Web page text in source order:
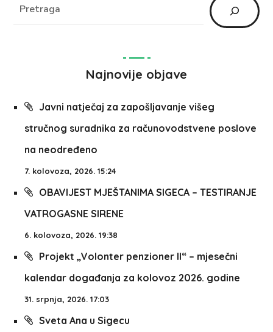
Najnovije objave
Javni natječaj za zapošljavanje višeg
stručnog suradnika za računovodstvene poslove
na neodređeno
7. kolovoza, 2026. 15:24
OBAVIJEST MJEŠTANIMA SIGECA – TESTIRANJE
VATROGASNE SIRENE
6. kolovoza, 2026. 19:38
Projekt „Volonter penzioner II“ – mjesečni
kalendar događanja za kolovoz 2026. godine
31. srpnja, 2026. 17:03
Sveta Ana u Sigecu